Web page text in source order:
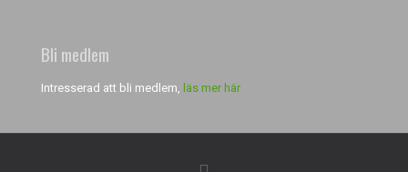
Bli medlem
Intresserad att bli medlem, läs mer här